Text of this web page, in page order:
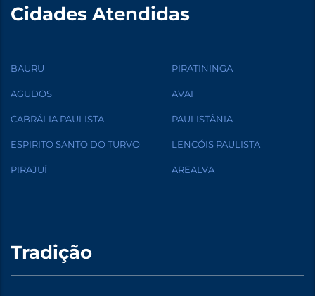
Cidades Atendidas
BAURU PIRATININGA
AGUDOS AVAI
CABRÁLIA PAULISTA PAULISTÂNIA
ESPIRITO SANTO DO TURVO LENCÓIS PAULISTA
PIRAJUÍ AREALVA
Tradição